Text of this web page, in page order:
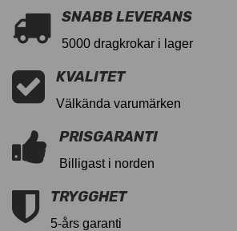
SNABB LEVERANS
5000 dragkrokar i lager
KVALITET
Välkända varumärken
PRISGARANTI
Billigast i norden
TRYGGHET
5-års garanti